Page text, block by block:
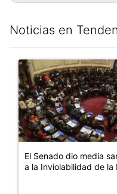
Noticias en
Un artículo de tendencia
El Senado dio media
a la Inviolabilidad de la